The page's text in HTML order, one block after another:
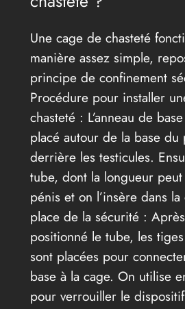
Une cage de chasteté
manière assez simple,
principe de confinement
Procédure pour installer
chasteté : L’anneau de
placé autour de la base du
derrière les testicules.
tube, dont la longueur
pénis et on l’insère dans
place de la sécurité :
positionné le tube, les
sont placées pour
base à la cage. On utilise
pour verrouiller le